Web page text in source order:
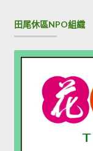
田尾休區NPO組織